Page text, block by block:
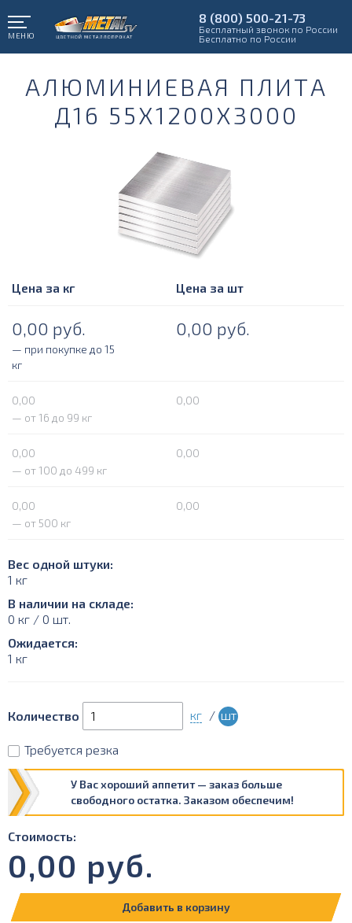
МЕНЮ
8 (800) 500-21-73
Бесплатный звонок по России
Бесплатно по России
АЛЮМИНИЕВАЯ ПЛИТА
Д16 55Х1200Х3000
Цена за кг Цена за шт
0,00 руб. 0,00 руб.
— при покупке до 15
кг
0,00
0,00
— от 16 до 99 кг
0,00
0,00
— от 100 до 499 кг
0,00
0,00
— от 500 кг
Вес одной штуки:
1 кг
В наличии на складе:
0 кг / 0 шт.
Ожидается:
1 кг
Количество кг / шт
Требуется резка
У Вас хороший аппетит — заказ больше
свободного остатка. Заказом обеспечим!
Стоимость:
0,00 руб.
Добавить в корзину